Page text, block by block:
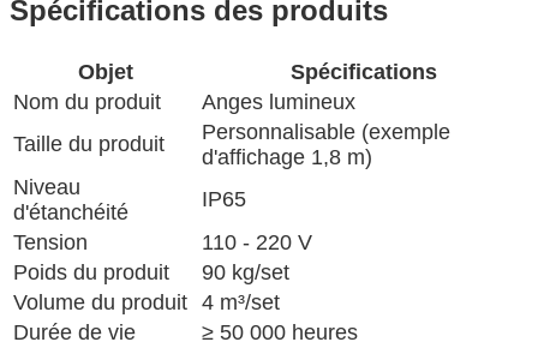
Spécifications des produits
Objet
Spécifications
Nom du produit
Anges lumineux
Taille du produit
Personnalisable (exemple
d'affichage 1,8 m)
Niveau
d'étanchéité
IP65
Tension
110 - 220 V
Poids du produit
90 kg/set
Volume du produit 4 m³/set
Durée de vie
≥ 50 000 heures